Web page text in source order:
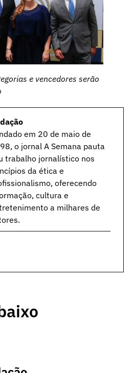
e vencedores serão
em 20 de maio de
o jornal A Semana pauta
trabalho jornalístico nos
da ética e
oferecendo
cultura e
a milhares de